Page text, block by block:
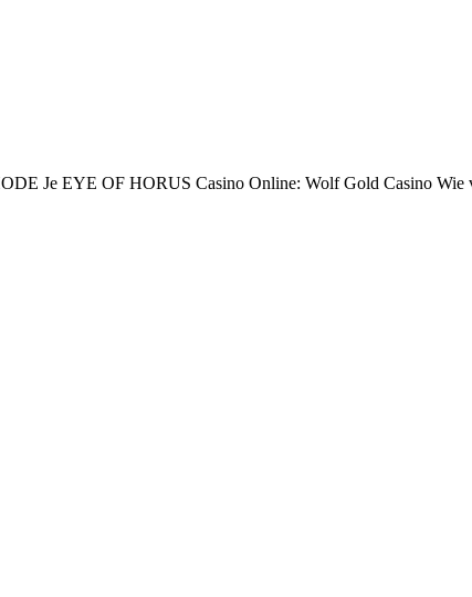
Je EYE OF HORUS Casino Online: Wolf Gold Casino